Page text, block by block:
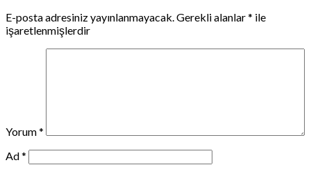
E-posta adresiniz yayınlanmayacak. Gerekli alanlar* ile
işaretlenmişlerdir
Yorum*
Ad*